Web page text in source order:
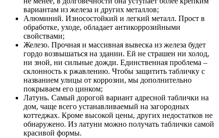
вариантам из железа и других металлов;
Алюминий. Износостойкий и легкий металл. Прост в
обработке, уходе, обладает антикоррозийными
свойствами;
Железо. Прочная и массивная вывеска из железа будет
гордо возвышаться на здании. Ей не страшен ни холод,
ни зной, ни сильные дожди. Единственная проблема –
склонность к ржавлению. Чтобы защитить табличку с
названием улицы от коррозии, мы дополнительно
покрываем его цинком;
Латунь. Самый дорогой вариант адресной таблички на
дом, чаще всего устанавливаемый на загородных
коттеджах. Кроме высокой цены, других недостатков не
обнаружено. Из латуни можно получать таблички самой
красивой формы.